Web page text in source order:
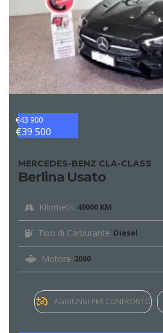
€43 900
€39 500
MERCEDES-BENZ CLA-CLASS
Berlina Usato
Kilometri 49000 KM
Tipo di Carburante Diesel
Motore 2000
AGGIUNGI PER CONFRONTO